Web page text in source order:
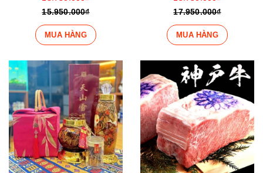
15.950.000₫
MUA HÀNG
17.950.000₫
MUA HÀNG